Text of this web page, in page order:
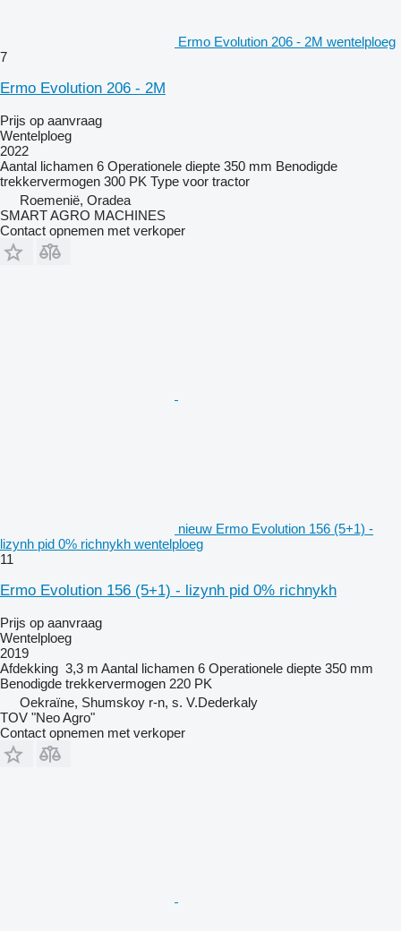
Ermo Evolution 206 - 2M wentelploeg
7
Ermo Evolution 206 - 2M
Prijs op aanvraag
Wentelploeg
2022
Aantal lichamen 6 Operationele diepte 350 mm Benodigde
trekkervermogen 300 PK Type voor tractor
Roemenië, Oradea
SMART AGRO MACHINES
Contact opnemen met verkoper
nieuw Ermo Evolution 156 (5+1) -
lizynh pid 0% richnykh wentelploeg
11
Ermo Evolution 156 (5+1) - lizynh pid 0% richnykh
Prijs op aanvraag
Wentelploeg
2019
Afdekking 3,3 m Aantal lichamen 6 Operationele diepte 350 mm
Benodigde trekkervermogen 220 PK
Oekraïne, Shumskoy r-n, s. V.Dederkaly
TOV "Neo Agro"
Contact opnemen met verkoper